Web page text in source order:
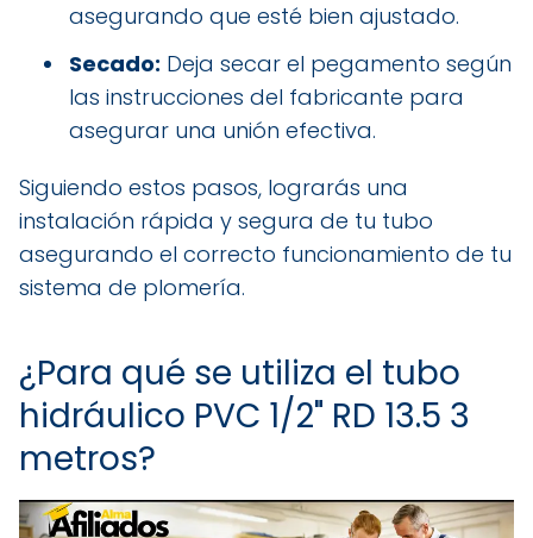
asegurando que esté bien ajustado.
Secado: Deja secar el pegamento según
las instrucciones del fabricante para
asegurar una unión efectiva.
Siguiendo estos pasos, lograrás una
instalación rápida y segura de tu tubo
asegurando el correcto funcionamiento de tu
sistema de plomería.
¿Para qué se utiliza el tubo
hidráulico PVC 1/2" RD 13.5 3
metros?